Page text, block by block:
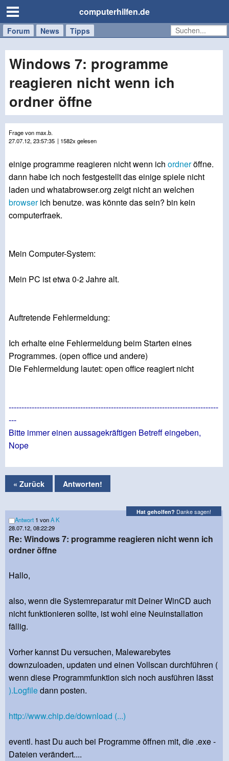
computerhilfen.de
Forum News Tipps
Handy
Tablet
Windows
Mac
Windows 7: programme
reagieren nicht wenn ich
ordner öffne
Frage von max.b.
27.07.12, 23:57:35 | 1582x gelesen
einige programme reagieren nicht wenn ich ordneröffne.
dann habe ich noch festgestellt das einige spiele nicht
laden und whatabrowser.org zeigt nicht an welchen
browserich benutze. was könnte das sein? bin kein
computerfraek.
Mein Computer-System:
Mein PC ist etwa 0-2 Jahre alt.
Auftretende Fehlermeldung:
Ich erhalte eine Fehlermeldung beim Starten eines
Programmes. (open office und andere)
Die Fehlermeldung lautet: open office reagiert nicht
----------------------------------------------------------------------------------
---
Bitte immer einen aussagekräftigen Betreff eingeben,
Nope
« Zurück Antworten!
Hat geholfen? Danke sagen!
Antwort 1 vonA K
28.07.12, 08:22:29
Re: Windows 7: programme reagieren nicht wenn ich
ordner öffne
Hallo,
also, wenn die Systemreparatur mit Deiner WinCD auch
nicht funktionieren sollte, ist wohl eine Neuinstallation
fällig.
Vorher kannst Du versuchen, Malewarebytes
downzuloaden, updaten und einen Vollscan durchführen (
wenn diese Programmfunktion sich noch ausführen lässt
).Logfiledann posten.
http://www.chip.de/download (...)
eventl. hast Du auch bei Programme öffnen mit, die .exe -
Dateien verändert....